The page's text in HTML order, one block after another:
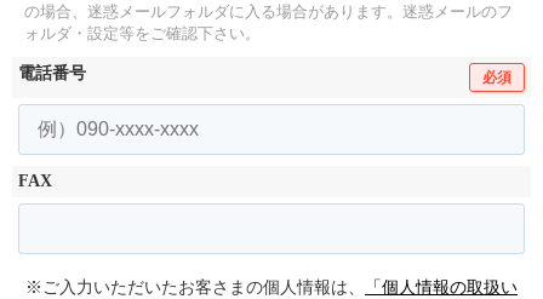
の場合、迷惑メールフォルダに入る場合があります。 迷惑メールのフ
ォルダ・設定等をご確認下さい。
電話番号 必須
FAX
※ご入力いただいたお客さまの個人情報は、 「個人情報の取扱い